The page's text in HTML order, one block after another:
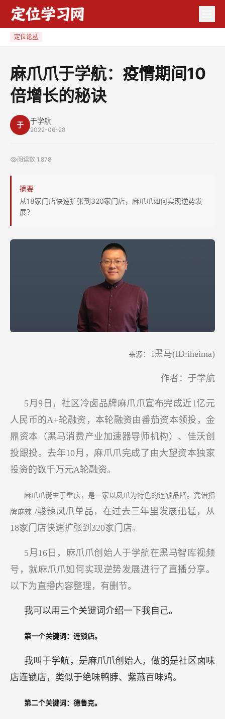
航：
定位论丛
麻爪爪于学航：疫情期间10
倍增长的秘诀
于 于学航
2022-06-28
阅读数 1,878
摘要
从18家门店快速扩张到320家门店，麻爪爪如何实现逆势发
展？
来源： i黑马(ID:iheima)
作者：于学航
5月9日，社区冷卤品牌麻爪爪宣布完成近1亿元
人民币的A+轮融资，本轮融资由番茄资本领投，金
鼎资本（黑马消费产业加速器导师机构）、佳沃创
投跟投。去年10月，麻爪爪完成了由大望资本独家
投资的数千万元A轮融资。
麻爪爪诞生于重庆，是一家以凤爪为特色的连锁品牌。凭借招
牌麻辣 /酸辣凤爪单品，在过去三年里发展迅猛，从
18家门店快速扩张到320家门店。
5月16日，麻爪爪创始人于学航在黑马智库视频
号，就麻爪爪如何实现逆势发展进行了直播分享。
以下为直播内容整理，有删节。
我可以用三个关键词介绍一下我自己。
第一个关键词：连锁店。
我叫于学航，是麻爪爪创始人，做的是社区卤味
店连锁店，类似于绝味鸭脖、紫燕百味鸡。
第二个关键词：德鲁克。